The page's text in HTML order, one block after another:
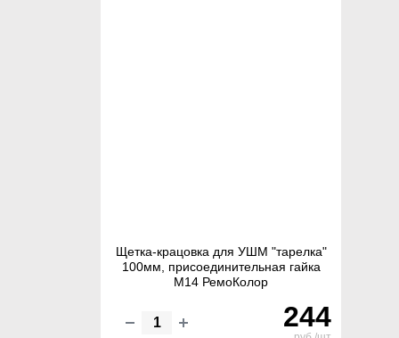
Щетка-крацовка для УШМ "тарелка"
100мм, присоединительная гайка
М14 РемоКолор
244